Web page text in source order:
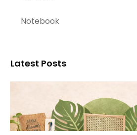
Notebook
Latest Posts